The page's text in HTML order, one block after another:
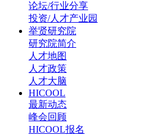
论坛/行业分享
投资/人才产业园
举贤研究院
研究院简介
人才地图
人才政策
人才大脑
HICOOL
最新动态
峰会回顾
HICOOL报名